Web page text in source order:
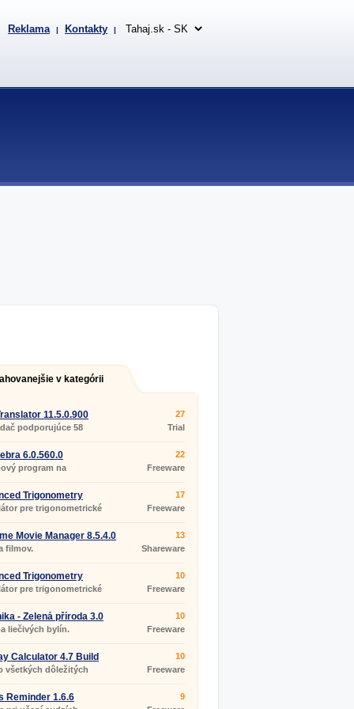
v kategórii
11.5.0.900
podporujúce 58
27
Trial
6.0.560.0
program na
22
Freeware
Trigonometry
1.8.5
pre trigonometrické
17
Freeware
Movie Manager 8.5.4.0
filmov.
13
Shareware
Trigonometry
1.8.5 Portable
pre trigonometrické
10
Freeware
- Zelená příroda 3.0
liečivých bylín.
10
Freeware
Calculator 4.7 Build
všetkých dôležitých
10
Freeware
Reminder 1.6.6
9
Reklama | Kontakty |